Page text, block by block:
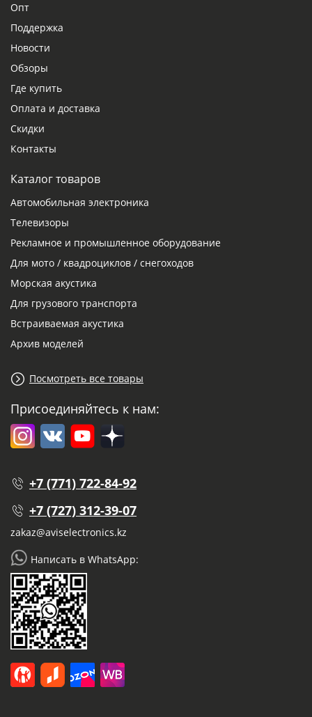
Опт
Поддержка
Новости
Обзоры
Где купить
Оплата и доставка
Скидки
Контакты
Каталог товаров
Автомобильная электроника
Телевизоры
Рекламное и промышленное оборудование
Для мото / квадроциклов / снегоходов
Морская акустика
Для грузового транспорта
Встраиваемая акустика
Архив моделей
Посмотреть все товары
Присоединяйтесь к нам:
+7 (771) 722-84-92
+7 (727) 312-39-07
zakaz@aviselectronics.kz
Написать в WhatsApp: